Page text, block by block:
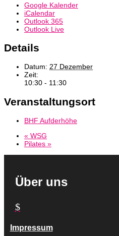
Google Kalender
iCalendar
Outlook 365
Outlook Live
Details
Datum: 27 Dezember
Zeit:
10:30 - 11:30
Veranstaltungsort
BHF Aufderhöhe
« WSG
Pilates »
Über uns
$
Impressum